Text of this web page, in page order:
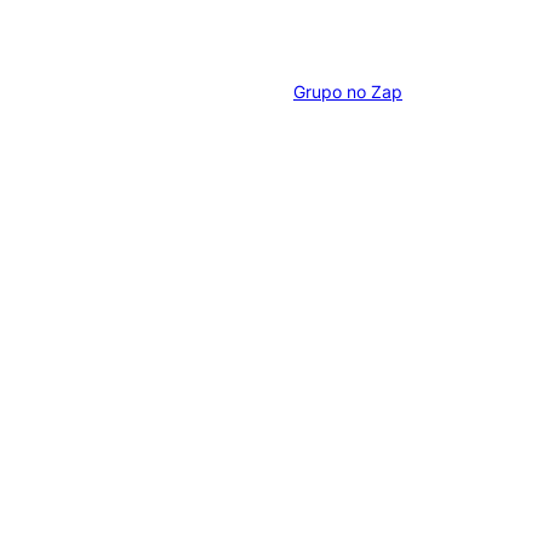
Grupo no Zap